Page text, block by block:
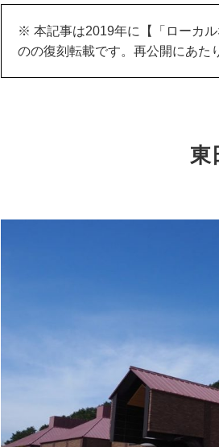
※ 本記事は2019年に【「ローカ
のの復刻転載です。再公開にあた
東